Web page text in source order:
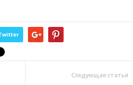
Следующая статья